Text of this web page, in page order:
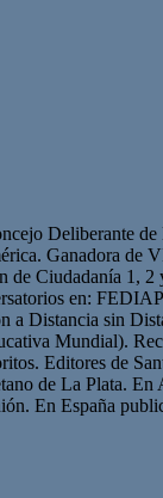
Deliberante
Ganadora
de Ciudadanía 1,
en:
Distancia sin
Mundial).
Editores de
de La Plata.
En España